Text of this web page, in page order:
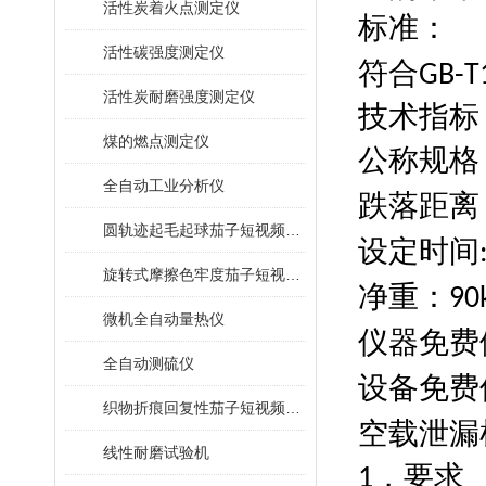
活性炭着火点测定仪
活性碳强度测定仪
活性炭耐磨强度测定仪
煤的燃点测定仪
全自动工业分析仪
微机全自动量热仪
全自动测硫仪
线性耐磨试验机
标准：
符合GB-
技术指标
公称规格
跌落距离
设定时间
净重： 90
仪器免费
设备免
空载泄
1 ，要求